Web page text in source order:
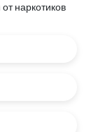
наркотиков